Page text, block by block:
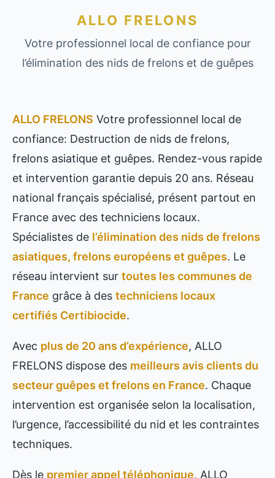
ALLO FRELONS
Votre professionnel local de confiance pour
l’élimination des nids de frelons et de guêpes
ALLO FRELONS Votre professionnel local de
confiance: Destruction de nids de frelons,
frelons asiatique et guêpes. Rendez-vous rapide
et intervention garantie depuis 20 ans. Réseau
national français spécialisé, présent partout en
France avec des techniciens locaux.
Spécialistes de l’élimination des nids de frelons
asiatiques, frelons européens et guêpes. Le
réseau intervient sur toutes les communes de
France grâce à des techniciens locaux
certifiés Certibiocide.
Avec plus de 20 ans d’expérience, ALLO
FRELONS dispose des meilleurs avis clients du
secteur guêpes et frelons en France. Chaque
intervention est organisée selon la localisation,
l’urgence, l’accessibilité du nid et les contraintes
techniques.
Dès le premier appel téléphonique, ALLO